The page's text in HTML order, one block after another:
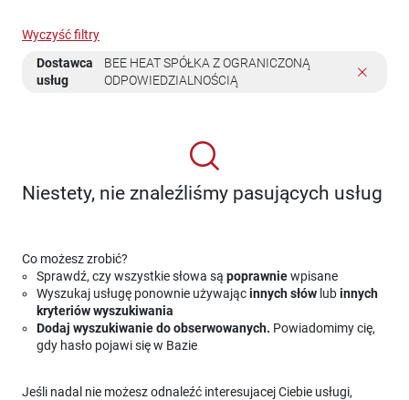
Wyczyść filtry
Dostawca
usług
BEE HEAT SPÓŁKA Z OGRANICZONĄ
ODPOWIEDZIALNOŚCIĄ
Niestety, nie znaleźliśmy pasujących usług
Co możesz zrobić?
Sprawdź, czy wszystkie słowa są poprawniewpisane
Wyszukaj usługę ponownie używającinnych słów lubinnych
kryteriów wyszukiwania
Dodaj wyszukiwanie do obserwowanych. Powiadomimy cię,
gdy hasło pojawi się w Bazie
Jeśli nadal nie możesz odnaleźć interesujacej Ciebie usługi,